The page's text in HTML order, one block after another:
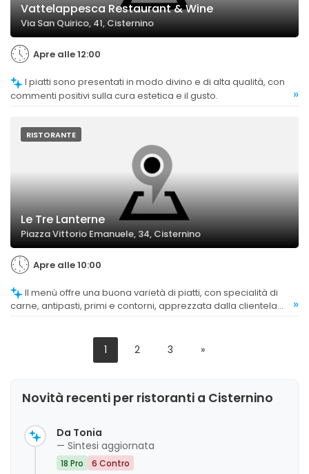
Vattelappesca Restaurant & Wine
Via San Quirico, 41, Cisternino
Apre alle 12:00
commenti positivi sulla cura estetica e il gusto.
»
RISTORANTE
Le Tre Lanterne
Piazza Vittorio Emanuele, 34, Cisternino
Apre alle 10:00
carne, antipasti, primi e contorni, apprezzata dalla clientela
»
1 2 3 »
Novità recenti per ristoranti a Cisternino
Da Tonia
— Sintesi aggiornata
18 Pro 6 Contro